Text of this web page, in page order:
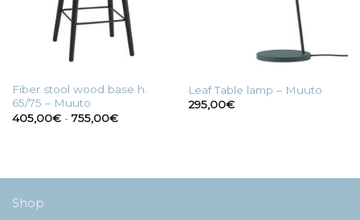
Fiber stool wood base h.
65/75 – Muuto
405,00€ - 755,00€Fascia
755,00€
Leaf Table lamp – Muuto
295,00€
Shop